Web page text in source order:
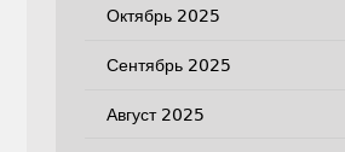
Октябрь 2025
Сентябрь 2025
Август 2025